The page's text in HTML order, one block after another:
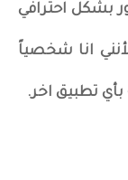
بشكل احترافي
انا شخصياً
بأي تطبيق اخر.